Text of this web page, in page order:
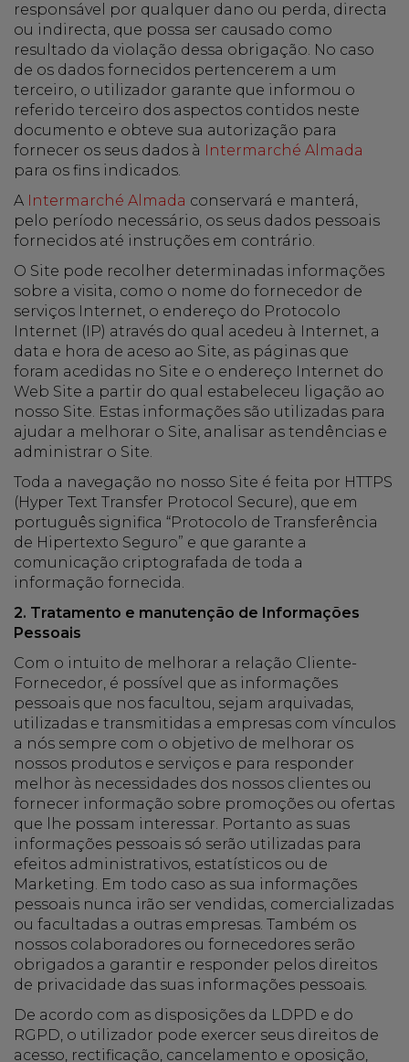
responsável por qualquer dano ou perda, directa
ou indirecta, que possa ser causado como
resultado da violação dessa obrigação. No caso
de os dados fornecidos pertencerem a um
terceiro, o utilizador garante que informou o
referido terceiro dos aspectos contidos neste
documento e obteve sua autorização para
fornecer os seus dados à Intermarché Almada
para os fins indicados.
A Intermarché Almada conservará e manterá,
pelo período necessário, os seus dados pessoais
fornecidos até instruções em contrário.
O Site pode recolher determinadas informações
sobre a visita, como o nome do fornecedor de
serviços Internet, o endereço do Protocolo
Internet (IP) através do qual acedeu à Internet, a
data e hora de aceso ao Site, as páginas que
foram acedidas no Site e o endereço Internet do
Web Site a partir do qual estabeleceu ligação ao
nosso Site. Estas informações são utilizadas para
ajudar a melhorar o Site, analisar as tendências e
administrar o Site.
Toda a navegação no nosso Site é feita por HTTPS
(Hyper Text Transfer Protocol Secure), que em
português significa “Protocolo de Transferência
de Hipertexto Seguro” e que garante a
comunicação criptografada de toda a
informação fornecida.
2. Tratamento e manutenção de Informações
Pessoais
Com o intuito de melhorar a relação Cliente-
Fornecedor, é possível que as informações
pessoais que nos facultou, sejam arquivadas,
utilizadas e transmitidas a empresas com vínculos
a nós sempre com o objetivo de melhorar os
nossos produtos e serviços e para responder
melhor às necessidades dos nossos clientes ou
fornecer informação sobre promoções ou ofertas
que lhe possam interessar. Portanto as suas
informações pessoais só serão utilizadas para
efeitos administrativos, estatísticos ou de
Marketing. Em todo caso as sua informações
pessoais nunca irão ser vendidas, comercializadas
ou facultadas a outras empresas. Também os
nossos colaboradores ou fornecedores serão
obrigados a garantir e responder pelos direitos
de privacidade das suas informações pessoais.
De acordo com as disposições da LDPD e do
RGPD, o utilizador pode exercer seus direitos de
acesso, rectificação, cancelamento e oposição,